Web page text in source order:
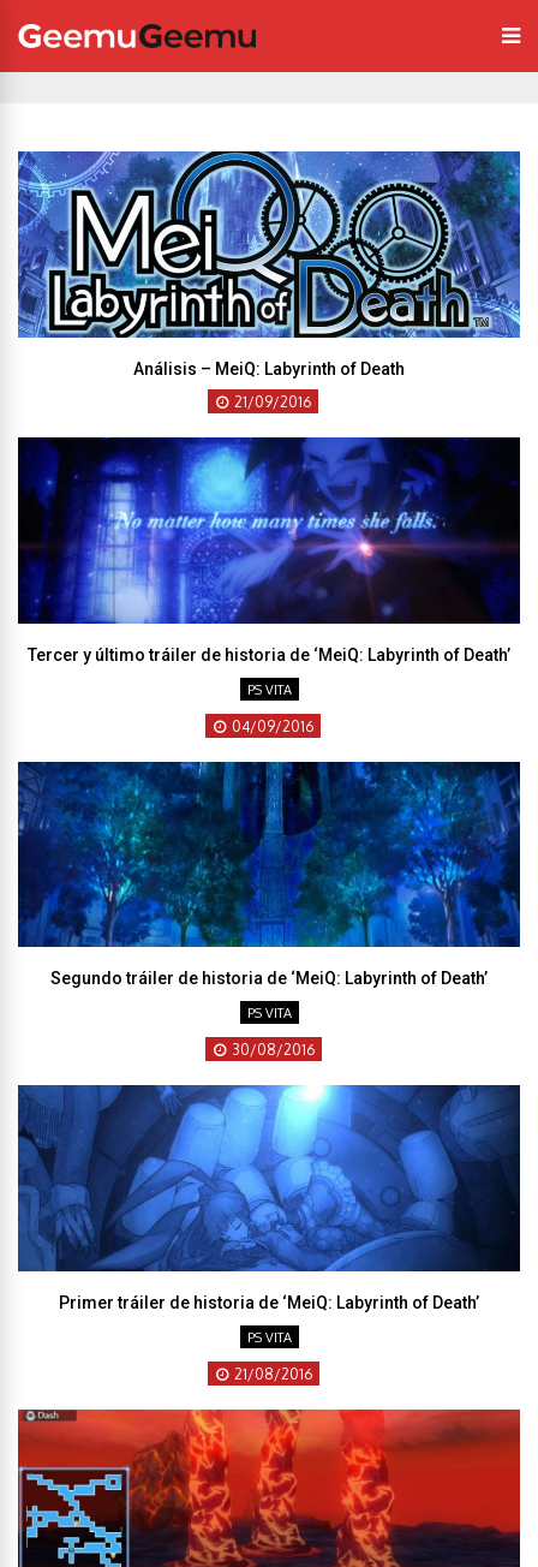
Análisis – MeiQ: Labyrinth of Death
21/09/2016
Tercer y último tráiler de historia de ‘MeiQ: Labyrinth of Death’
PS VITA
04/09/2016
Segundo tráiler de historia de ‘MeiQ: Labyrinth of Death’
PS VITA
30/08/2016
Primer tráiler de historia de ‘MeiQ: Labyrinth of Death’
PS VITA
21/08/2016